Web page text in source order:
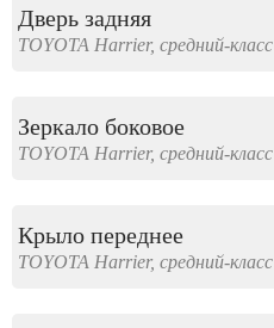
Дверь задняя
TOYOTA Harrier, средний-класс
Зеркало боковое
TOYOTA Harrier, средний-класс
Крыло переднее
TOYOTA Harrier, средний-класс